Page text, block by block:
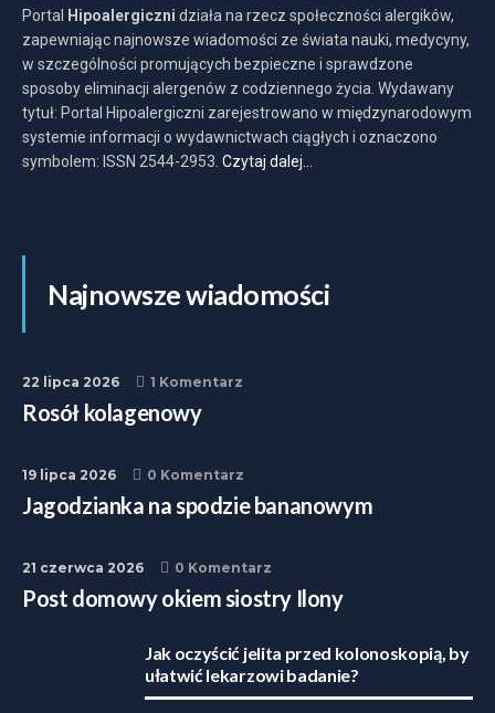
Portal Hipoalergiczni działa na rzecz społeczności alergików,
zapewniając najnowsze wiadomości ze świata nauki, medycyny,
w szczególności promujących bezpieczne i sprawdzone
sposoby eliminacji alergenów z codziennego życia. Wydawany
tytuł: Portal Hipoalergiczni zarejestrowano w międzynarodowym
systemie informacji o wydawnictwach ciągłych i oznaczono
symbolem: ISSN 2544-2953. Czytaj dalej…
Najnowsze wiadomości
22 lipca 2026 1 Komentarz
Rosół kolagenowy
19 lipca 2026 0 Komentarz
Jagodzianka na spodzie bananowym
21 czerwca 2026 0 Komentarz
Post domowy okiem siostry Ilony
Jak oczyścić jelita przed kolonoskopią, by
ułatwić lekarzowi badanie?